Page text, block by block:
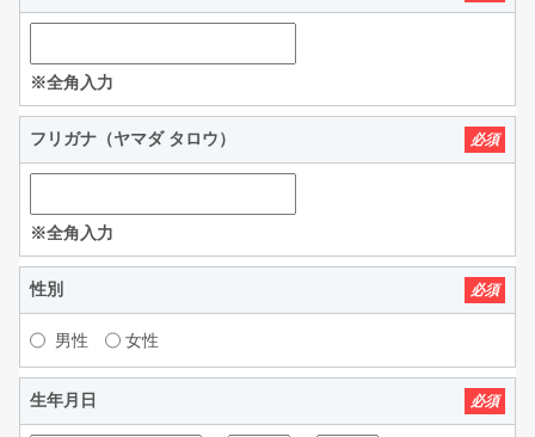
※全角入力
フリガナ（ヤマダ タロウ） 必須
※全角入力
性別 必須
男性 女性
生年月日 必須